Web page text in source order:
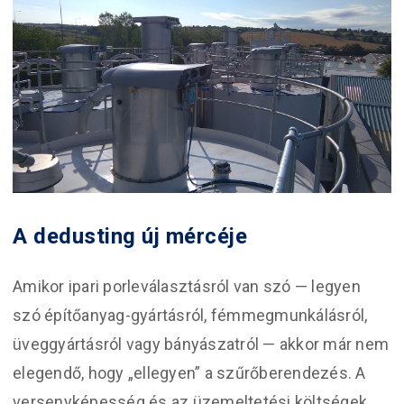
A dedusting új mércéje
Amikor ipari porleválasztásról van szó — legyen
szó építőanyag-gyártásról, fémmegmunkálásról,
üveggyártásról vagy bányászatról — akkor már nem
elegendő, hogy „ellegyen” a szűrőberendezés. A